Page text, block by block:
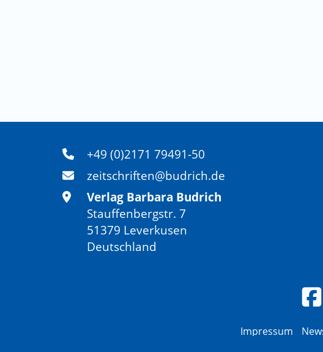
+49 (0)2171 79491-50
zeitschriften@budrich.de
Verlag Barbara Budrich
Stauffenbergstr. 7
51379 Leverkusen
Deutschland
Impressum